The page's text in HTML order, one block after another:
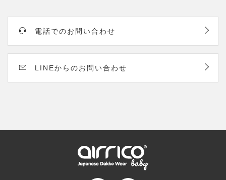
電話でのお問い合わせ
LINEからのお問い合わせ